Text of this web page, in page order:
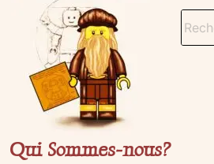
Qui Sommes-nous?